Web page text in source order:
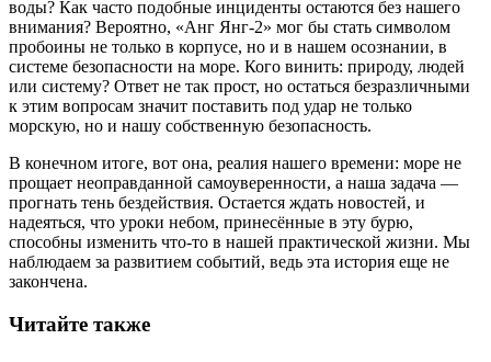
воды? Как часто подобные инциденты остаются без нашего
внимания? Вероятно, «Анг Янг-2» мог бы стать символом
пробоины не только в корпусе, но и в нашем осознании, в
системе безопасности на море. Кого винить: природу, людей
или систему? Ответ не так прост, но остаться безразличными
к этим вопросам значит поставить под удар не только
морскую, но и нашу собственную безопасность.
В конечном итоге, вот она, реалия нашего времени: море не
прощает неоправданной самоуверенности, а наша задача —
прогнать тень бездействия. Остается ждать новостей, и
надеяться, что уроки небом, принесённые в эту бурю,
способны изменить что-то в нашей практической жизни. Мы
наблюдаем за развитием событий, ведь эта история еще не
закончена.
Читайте также